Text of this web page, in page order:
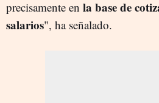
precisamente en la base de
salarios", ha señalado.